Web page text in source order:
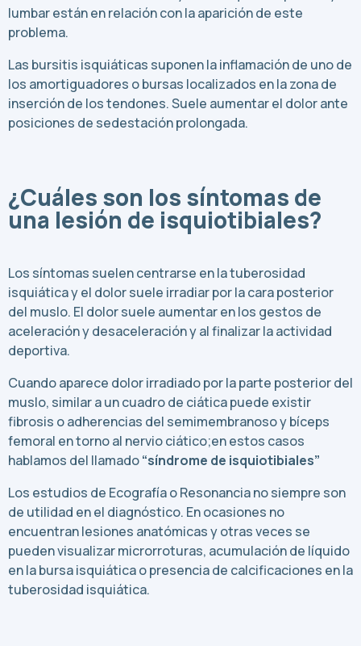
lumbar están en relación con la aparición de este
problema.
Las bursitis isquiáticas suponen la inflamación de uno de
los amortiguadores o bursas localizados en la zona de
inserción de los tendones. Suele aumentar el dolor ante
posiciones de sedestación prolongada.
¿Cuáles son los síntomas de
una lesión de isquiotibiales?
Los síntomas suelen centrarse en la tuberosidad
isquiática y el dolor suele irradiar por la cara posterior
del muslo. El dolor suele aumentar en los gestos de
aceleración y desaceleración y al finalizar la actividad
deportiva.
Cuando aparece dolor irradiado por la parte posterior del
muslo, similar a un cuadro de ciática puede existir
fibrosis o adherencias del semimembranoso y bíceps
femoral en torno al nervio ciático;en estos casos
hablamos del llamado“síndrome de isquiotibiales”
Los estudios de Ecografía o Resonancia no siempre son
de utilidad en el diagnóstico. En ocasiones no
encuentran lesiones anatómicas y otras veces se
pueden visualizar microrroturas, acumulación de líquido
en la bursa isquiática o presencia de calcificaciones en la
tuberosidad isquiática.